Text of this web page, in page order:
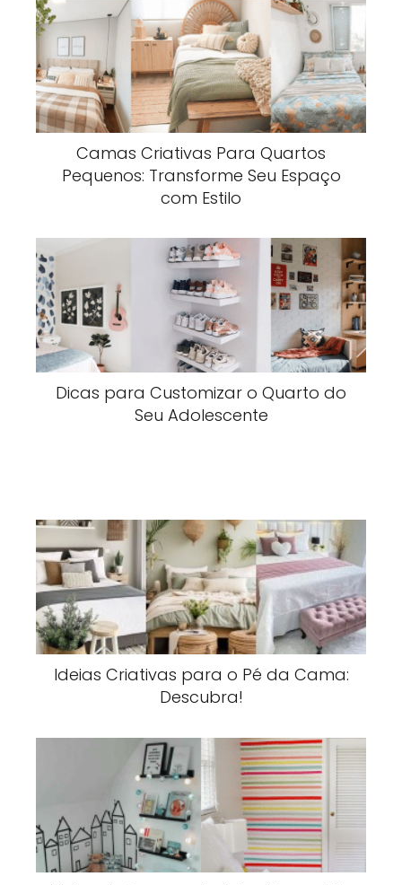
Camas Criativas Para Quartos
Pequenos: Transforme Seu Espaço
com Estilo
Dicas para Customizar o Quarto do
Seu Adolescente
Ideias Criativas para o Pé da Cama:
Descubra!